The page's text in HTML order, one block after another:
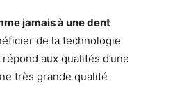
jamais à une dent
de la technologie
aux qualités d’une
très grande qualité